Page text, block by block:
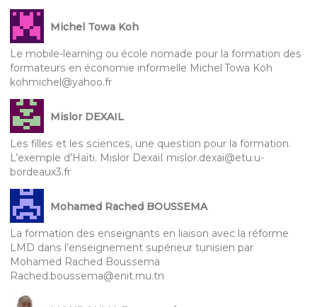
Michel Towa Koh
Le mobile-learning ou école nomade pour la formation des
formateurs en économie informelle Michel Towa Koh
kohmichel@yahoo.fr
Mislor DEXAIL
Les filles et les sciences, une question pour la formation.
L’exemple d’Haïti. Mislor DexaiI mislor.dexai@etu.u-
bordeaux3.fr
Mohamed Rached BOUSSEMA
La formation des enseignants en liaison avec la réforme
LMD dans l’enseignement supérieur tunisien par
Mohamed Rached Boussema
Rached.boussema@enit.rnu.tn